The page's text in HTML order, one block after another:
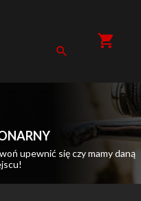
upewnić się czy mamy daną